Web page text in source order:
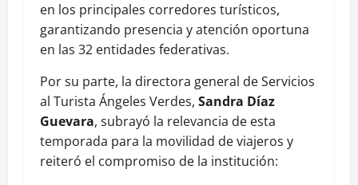
en los principales corredores turísticos,
garantizando presencia y atención oportuna
en las 32 entidades federativas.
Por su parte, la directora general de Servicios
al Turista Ángeles Verdes, Sandra Díaz
Guevara, subrayó la relevancia de esta
temporada para la movilidad de viajeros y
reiteró el compromiso de la institución: